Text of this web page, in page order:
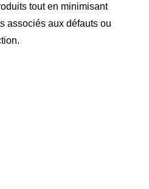
tout en minimisant
associés aux défauts ou